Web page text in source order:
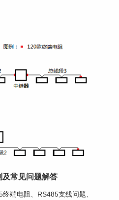
常见问题解答
端电阻、RS485支线问题、